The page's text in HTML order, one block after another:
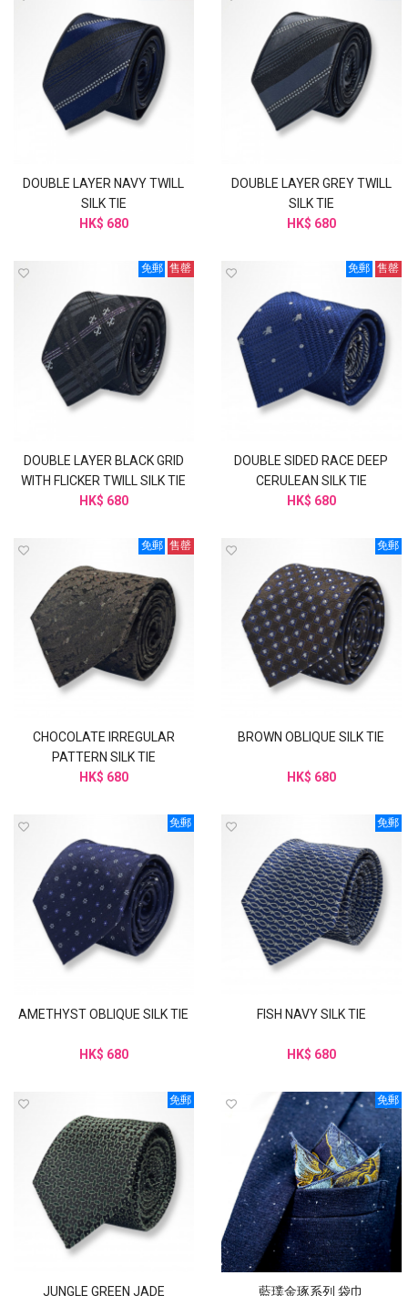
DOUBLE LAYER NAVY TWILL
SILK TIE
HK$ 680
DOUBLE LAYER GREY TWILL
SILK TIE
HK$ 680
免郵 售罄
DOUBLE LAYER BLACK GRID
WITH FLICKER TWILL SILK TIE
HK$ 680
免郵 售罄
DOUBLE SIDED RACE DEEP
CERULEAN SILK TIE
HK$ 680
免郵 售罄
CHOCOLATE IRREGULAR
PATTERN SILK TIE
HK$ 680
免郵
BROWN OBLIQUE SILK TIE
HK$ 680
免郵
AMETHYST OBLIQUE SILK TIE
HK$ 680
免郵
FISH NAVY SILK TIE
HK$ 680
免郵
JUNGLE GREEN JADE
免郵
藍璞金琢系列 袋巾